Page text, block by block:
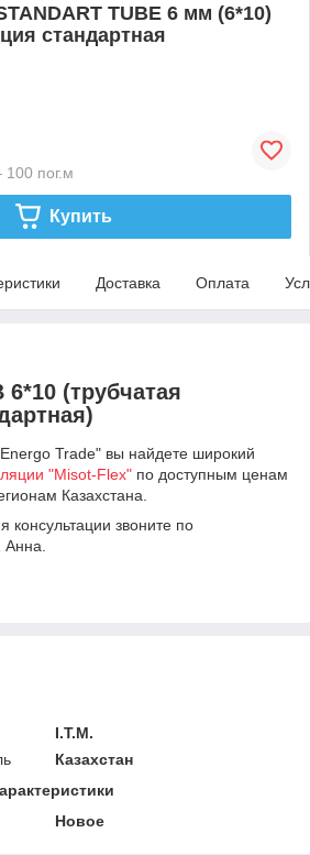
TUBE 6 мм (6*10)
стандартная
пог.м
Купить
Доставка Оплата
(трубчатая
Trade" вы найдете широкий
"Misot-Flex" по доступным ценам
Казахстана.
консультации звоните по
Анна.
I.T.M.
Казахстан
Новое